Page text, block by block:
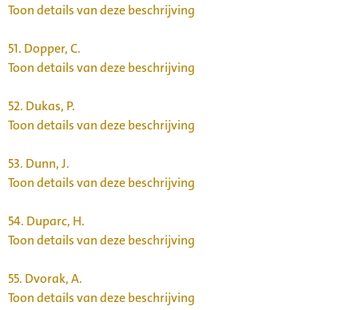
Toon details van deze beschrijving
51. Dopper, C.
Toon details van deze beschrijving
52. Dukas, P.
Toon details van deze beschrijving
53. Dunn, J.
Toon details van deze beschrijving
54. Duparc, H.
Toon details van deze beschrijving
55. Dvorak, A.
Toon details van deze beschrijving